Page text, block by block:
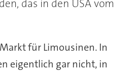
das in den USA vom
für Limousinen. In
eigentlich gar nicht, in